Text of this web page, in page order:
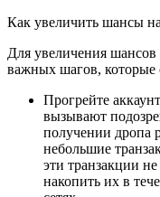
Как увеличить шансы
Для увеличения шансов
важных шагов, которые
Прогрейте
вызывают
получении дропа
небольшие
эти транзакции
накопить их в